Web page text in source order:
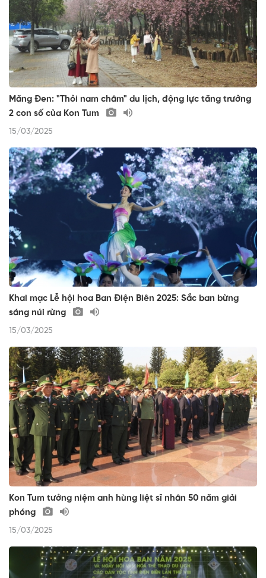
Măng Đen: "Thỏi nam châm" du lịch, động lực tăng trưởng
2 con số của Kon Tum
15/03/2025
Khai mạc Lễ hội hoa Ban Điện Biên 2025: Sắc ban bừng
sáng núi rừng
15/03/2025
Kon Tum tưởng niệm anh hùng liệt sĩ nhân 50 năm giải
phóng
15/03/2025